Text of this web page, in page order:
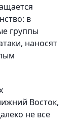
в
группы
наносят
Восток,
не все